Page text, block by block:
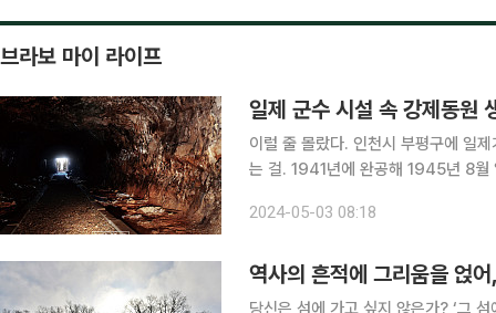
브라보 마이 라이프
일제 군수 시설 속 강제동원
이럴 줄 몰랐다. 인천시 부평구에 일
는 걸. 1941년에 완공해 1945년 8월
와 부영공원 일대의 부지 115만여 평
2024-05-03 08:18
역사의 흔적에 그리움을 얹
당신은 섬에 가고 싶지 않은가? ‘그 섬에